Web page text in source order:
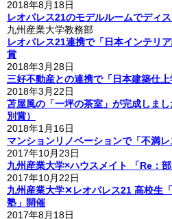
2018年8月18日
レオパレス21のモデルルームでディ
九州産業大学教務部
レオパレス21連携で「日本インテリ
賞
2018年3月28日
三好不動産との連携で「日本建築仕
2018年3月22日
苫屋風の「一坪の茶室」が完成しま
別賞）
2018年1月16日
マンションリノベーションで「不満
2017年10月23日
九州産業大学×ハウスメイト 「Re：
2017年10月22日
九州産業大学✕レオパレス21 高校生
塾」開催
2017年8月18日